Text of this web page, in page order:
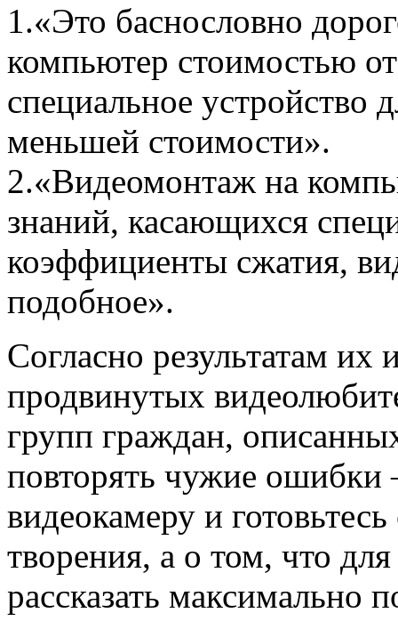
1.«Это баснословно
компьютер стоимостью
специальное устройство
меньшей стоимости».
2.«Видеомонтаж на
знаний, касающихся
коэффициенты сжатия,
подобное».
Согласно результатам
продвинутых
групп граждан,
повторять чужие
видеокамеру и
творения, а о том, что
рассказать максимально